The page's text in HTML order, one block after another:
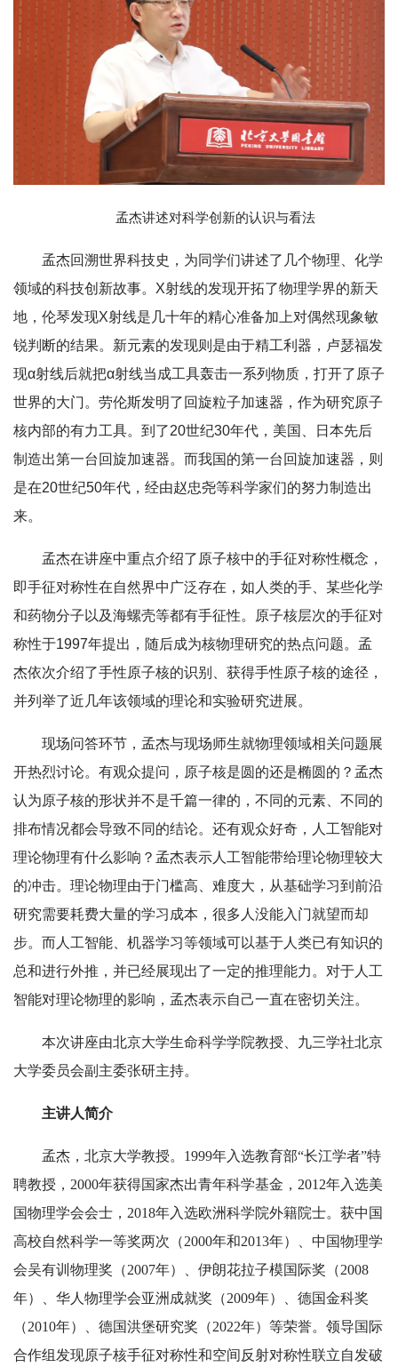
孟杰讲述对科学创新的认识与看法
孟杰回溯世界科技史，为同学们讲述了几个物理、化学
领域的科技创新故事。X射线的发现开拓了物理学界的新天
地，伦琴发现X射线是几十年的精心准备加上对偶然现象敏
锐判断的结果。新元素的发现则是由于精工利器，卢瑟福发
现α射线后就把α射线当成工具轰击一系列物质，打开了原子
世界的大门。劳伦斯发明了回旋粒子加速器，作为研究原子
核内部的有力工具。到了20世纪30年代，美国、日本先后
制造出第一台回旋加速器。而我国的第一台回旋加速器，则
是在20世纪50年代，经由赵忠尧等科学家们的努力制造出
来。
孟杰在讲座中重点介绍了原子核中的手征对称性概念，
即手征对称性在自然界中广泛存在，如人类的手、某些化学
和药物分子以及海螺壳等都有手征性。原子核层次的手征对
称性于1997年提出，随后成为核物理研究的热点问题。孟
杰依次介绍了手性原子核的识别、获得手性原子核的途径，
并列举了近几年该领域的理论和实验研究进展。
现场问答环节，孟杰与现场师生就物理领域相关问题展
开热烈讨论。有观众提问，原子核是圆的还是椭圆的？孟杰
认为原子核的形状并不是千篇一律的，不同的元素、不同的
排布情况都会导致不同的结论。还有观众好奇，人工智能对
理论物理有什么影响？孟杰表示人工智能带给理论物理较大
的冲击。理论物理由于门槛高、难度大，从基础学习到前沿
研究需要耗费大量的学习成本，很多人没能入门就望而却
步。而人工智能、机器学习等领域可以基于人类已有知识的
总和进行外推，并已经展现出了一定的推理能力。对于人工
智能对理论物理的影响，孟杰表示自己一直在密切关注。
本次讲座由北京大学生命科学学院教授、九三学社北京
大学委员会副主委张研主持。
主讲人简介
孟杰，北京大学教授。1999年入选教育部“长江学者”特
聘教授，2000年获得国家杰出青年科学基金，2012年入选美
国物理学会会士，2018年入选欧洲科学院外籍院士。获中国
高校自然科学一等奖两次（2000年和2013年）、中国物理学
会吴有训物理奖（2007年）、伊朗花拉子模国际奖（2008
年）、华人物理学会亚洲成就奖（2009年）、德国金科奖
（2010年）、德国洪堡研究奖（2022年）等荣誉。领导国际
合作组发现原子核手征对称性和空间反射对称性联立自发破